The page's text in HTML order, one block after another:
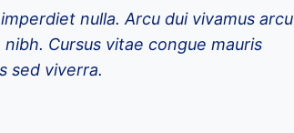
nulla. Arcu dui vivamus arcu
Cursus vitae congue mauris
sed viverra.